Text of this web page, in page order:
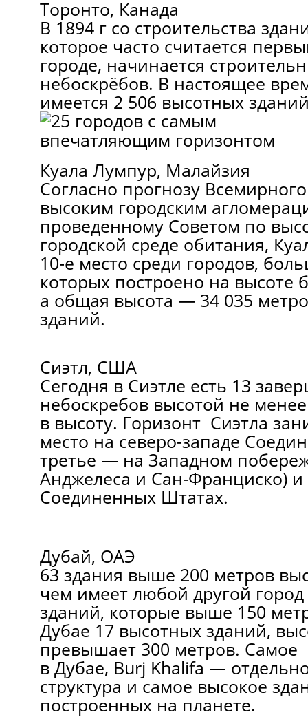
Торонто, Канада
В 1894 г со строительства
которое часто считается
городе, начинается
небоскрёбов. В настоящее
имеется 2 506 высотных
Куала Лумпур, Малайзия
Согласно прогнозу
высоким городским
проведенному Советом по
городской среде обитания,
10-е место среди городов,
которых построено на высоте
а общая высота — 34 035
зданий.
Сиэтл, США
Сегодня в Сиэтле есть 13
небоскребов высотой не
в высоту. Горизонт Сиэтла
место на северо-западе
третье — на Западном
Анджелеса и Сан-Франциско)
Соединенных Штатах.
Дубай, ОАЭ
63 здания выше 200 метров
чем имеет любой другой
зданий, которые выше 150
Дубае 17 высотных зданий,
превышает 300 метров. Самое
в Дубае, Burj Khalifa —
структура и самое высокое
построенных на планете.